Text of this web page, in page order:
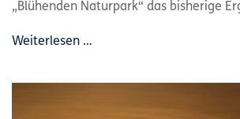
„Blühenden Naturpark“ das bisherige
Weiterlesen …